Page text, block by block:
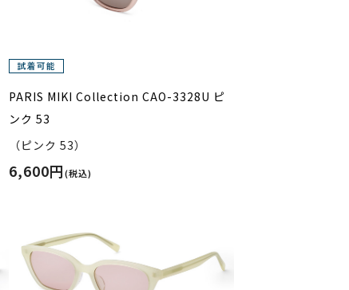
PARIS MIKI Collection CAO-3328U ピ
ンク 53
（ピンク 53）
6,600円(税込)